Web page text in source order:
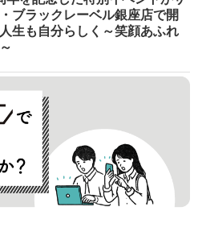
ブラックレーベル銀座店で開
生も自分らしく～笑顔あふれ